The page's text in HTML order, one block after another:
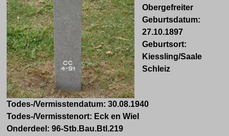
Obergefreiter
Geburtsdatum:
27.10.1897
Geburtsort:
Kiessling/Saale
Schleiz
Todes-/Vermisstendatum: 30.08.1940
Todes-/Vermisstenort: Eck en Wiel
Onderdeel: 96-Stb.Bau.Btl.219